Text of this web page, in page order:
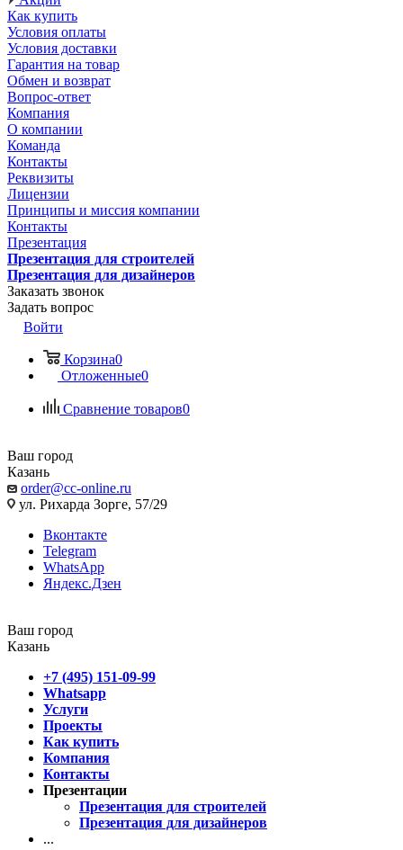
Как купить
Условия оплаты
Условия доставки
Гарантия на товар
Обмен и возврат
Вопрос-ответ
Компания
О компании
Команда
Контакты
Реквизиты
Лицензии
Принципы и миссия компании
Контакты
Презентация
Презентация для строителей
Презентация для дизайнеров
Заказать звонок
Задать вопрос
Войти
Корзина0
Отложенные0
Сравнение товаров0
Ваш город
Казань
order@cc-online.ru
ул. Рихарда Зорге, 57/29
Вконтакте
Telegram
WhatsApp
Яндекс.Дзен
Ваш город
Казань
+7 (495) 151-09-99
Whatsapp
Услуги
Проекты
Как купить
Компания
Контакты
Презентации
Презентация для строителей
Презентация для дизайнеров
...